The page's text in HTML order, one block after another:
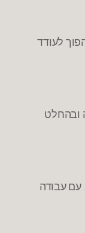
לעודד
ובהחלט
עם עבודה